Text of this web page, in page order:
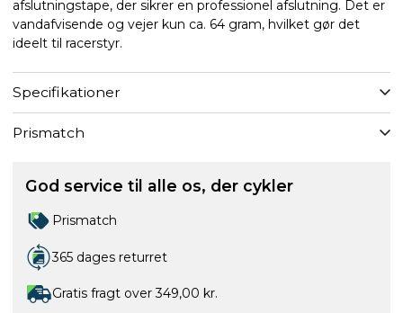
afslutningstape, der sikrer en professionel afslutning. Det er
vandafvisende og vejer kun ca. 64 gram, hvilket gør det
ideelt til racerstyr.
Specifikationer
Prismatch
God service til alle os, der cykler
Prismatch
365 dages returret
Gratis fragt over 349,00 kr.